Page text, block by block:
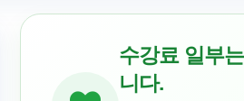
수강료 일부
니다.